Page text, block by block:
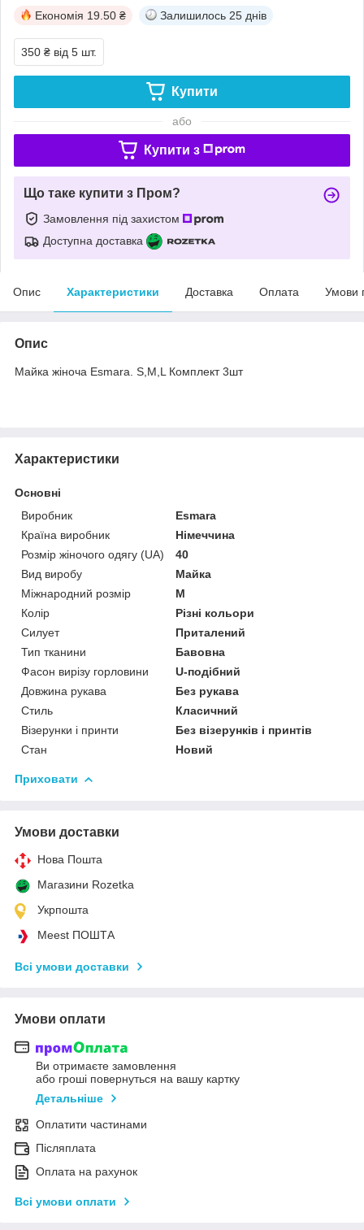
Економія 19.50 ₴ Залишилось 25 днів
350 ₴ від 5 шт.
Купити
або
Купити з
Що таке купити з Пром?
Замовлення під захистом
Доступна доставка
Опис Характеристики Доставка Оплата Умови
Опис
Майка жіноча Esmara. S,M,L Комплект 3шт
Характеристики
Основні
Виробник
Esmara
Країна виробник
Німеччина
Розмір жіночого одягу (UA)
40
Вид виробу
Майка
Міжнародний розмір
M
Колір
Різні кольори
Силует
Приталений
Тип тканини
Бавовна
Фасон вирізу горловини
U-подібний
Довжина рукава
Без рукава
Стиль
Класичний
Візерунки і принти
Без візерунків і принтів
Стан
Новий
Приховати
Умови доставки
Нова Пошта
Магазини Rozetka
Укрпошта
Meest ПОШТА
Всі умови доставки
Умови оплати
Ви отримаєте замовлення
або гроші повернуться на вашу картку
Детальніше
Оплатити частинами
Післяплата
Оплата на рахунок
Всі умови оплати